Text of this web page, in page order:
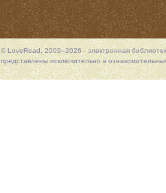
© LoveRead, 2009–2026 - электронная
представлены исключительно в